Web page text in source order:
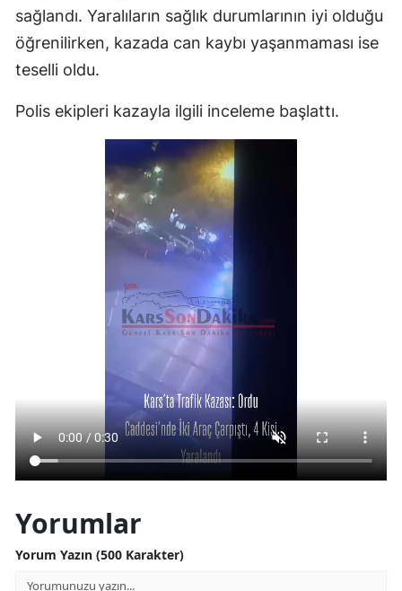
sağlandı. Yaralıların sağlık durumlarının iyi olduğu
öğrenilirken, kazada can kaybı yaşanmaması ise
teselli oldu.
Polis ekipleri kazayla ilgili inceleme başlattı.
Yorumlar
Yorum Yazın (500 Karakter)